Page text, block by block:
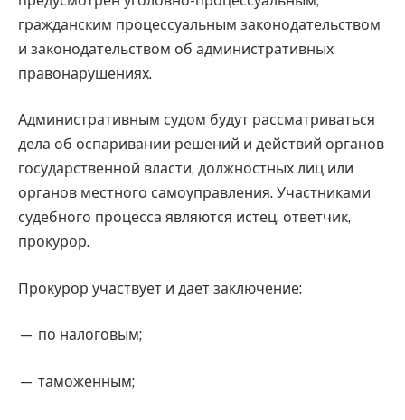
гражданским процессуальным законодательством
и законодательством об административных
правонарушениях.
Административным судом будут рассматриваться
дела об оспаривании решений и действий органов
государственной власти, должностных лиц или
органов местного самоуправления. Участниками
судебного процесса являются истец, ответчик,
прокурор.
Прокурор участвует и дает заключение:
— по налоговым;
— таможенным;